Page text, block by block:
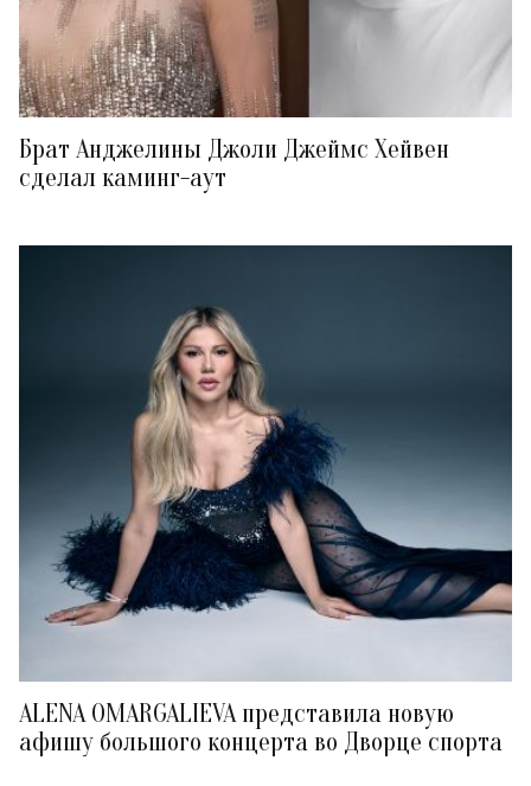
Брат Анджелины Джоли Джеймс Хейвен
сделал каминг-аут
ALENA OMARGALIEVA представила новую
афишу большого концерта во Дворце спорта